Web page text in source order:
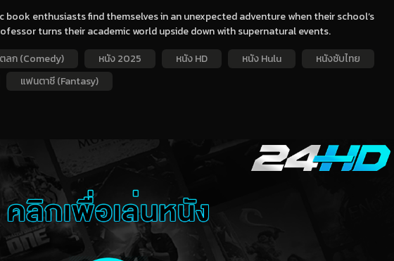
book enthusiasts find themselves in an unexpected adventure when their school’s
turns their academic world upside down with supernatural events.
ตลก (Comedy) หนัง 2025 หนัง HD หนัง Hulu
หนังซับไทย
แฟนตาซี (Fantasy)